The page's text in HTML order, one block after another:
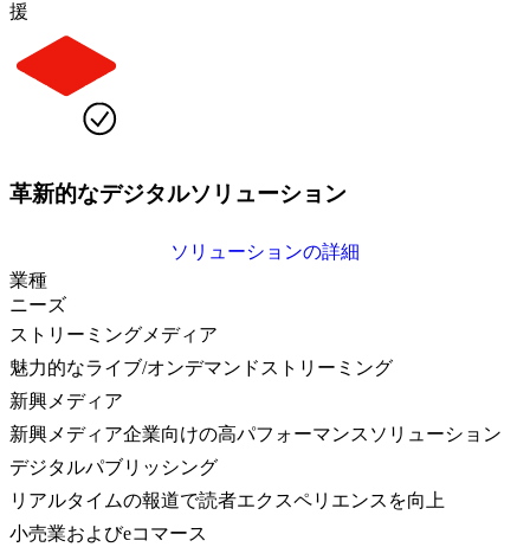
援
革新的なデジタルソリューション
ソリューションの詳細
業種
ニーズ
ストリーミングメディア
魅力的なライブ/オンデマンドストリーミング
新興メディア
新興メディア企業向けの高パフォーマンスソリューション
デジタルパブリッシング
リアルタイムの報道で読者エクスペリエンスを向上
小売業およびeコマース